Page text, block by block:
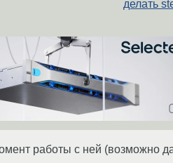
делать
работы с ней (возможно